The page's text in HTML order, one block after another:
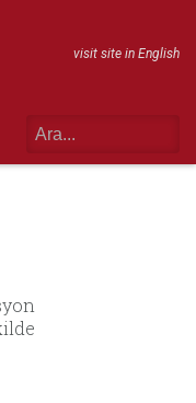
visit site in English